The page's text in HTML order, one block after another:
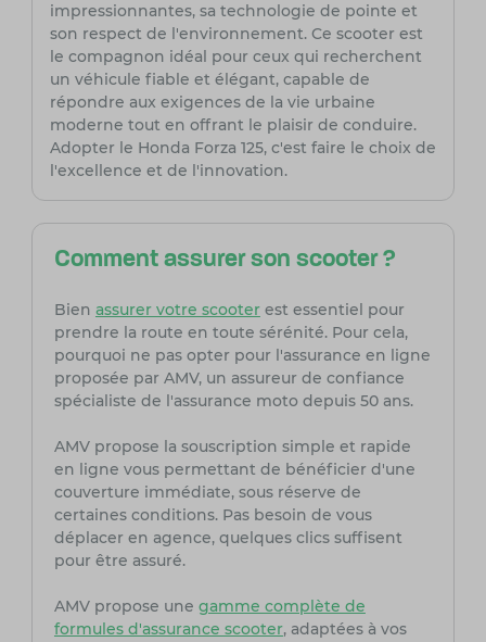
impressionnantes, sa technologie de pointe et
son respect de l'environnement. Ce scooter est
le compagnon idéal pour ceux qui recherchent
un véhicule fiable et élégant, capable de
répondre aux exigences de la vie urbaine
moderne tout en offrant le plaisir de conduire.
Adopter le Honda Forza 125, c'est faire le choix de
l'excellence et de l'innovation.
Comment assurer son scooter ?
Bien assurer votre scooterest essentiel pour
prendre la route en toute sérénité. Pour cela,
pourquoi ne pas opter pour l'assurance en ligne
proposée par AMV, un assureur de confiance
spécialiste de l'assurance moto depuis 50 ans.
AMV propose la souscription simple et rapide
en ligne vous permettant de bénéficier d'une
couverture immédiate, sous réserve de
certaines conditions. Pas besoin de vous
déplacer en agence, quelques clics suffisent
pour être assuré.
AMV propose une gamme complète de
formules d'assurance scooter, adaptées à vos